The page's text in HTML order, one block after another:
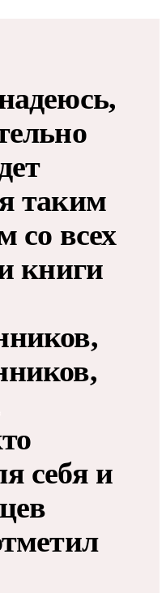
таким
со всех
книги
себя и